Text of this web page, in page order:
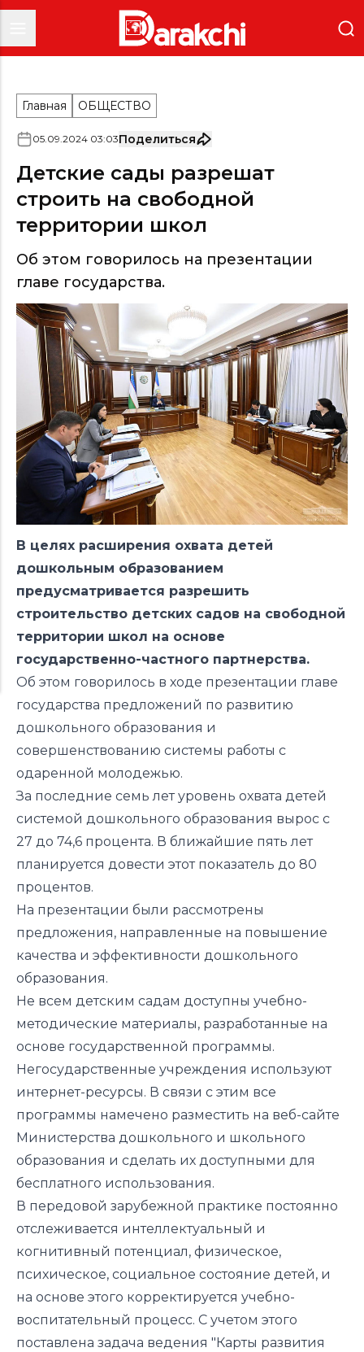
Главная ОБЩЕСТВО
05.09.2024 03:03Поделиться
Детские сады разрешат
строить на свободной
территории школ
Об этом говорилось на презентации
главе государства.
В целях расширения охвата детей
дошкольным образованием
предусматривается разрешить
строительство детских садов на свободной
территории школ на основе
государственно-частного партнерства.
Об этом говорилось в ходе презентации главе
государства предложений по развитию
дошкольного образования и
совершенствованию системы работы с
одаренной молодежью.
За последние семь лет уровень охвата детей
системой дошкольного образования вырос с
27 до 74,6 процента. В ближайшие пять лет
планируется довести этот показатель до 80
процентов.
На презентации были рассмотрены
предложения, направленные на повышение
качества и эффективности дошкольного
образования.
Не всем детским садам доступны учебно-
методические материалы, разработанные на
основе государственной программы.
Негосударственные учреждения используют
интернет-ресурсы. В связи с этим все
программы намечено разместить на веб-сайте
Министерства дошкольного и школьного
образования и сделать их доступными для
бесплатного использования.
В передовой зарубежной практике постоянно
отслеживается интеллектуальный и
когнитивный потенциал, физическое,
психическое, социальное состояние детей, и
на основе этого корректируется учебно-
воспитательный процесс. С учетом этого
поставлена задача ведения "Карты развития